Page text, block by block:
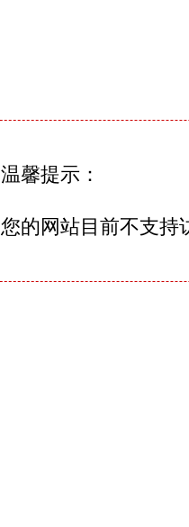
温馨提示：
您的网站目前不支持